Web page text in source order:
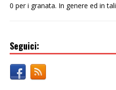
0 per i granata. In genere ed in tali
Seguici: